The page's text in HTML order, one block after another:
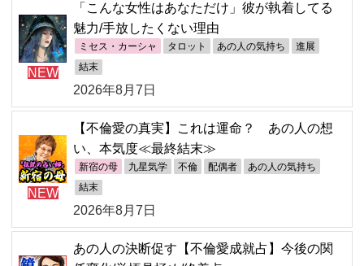
NEW
「こんな女性はあなただけ」彼が執着してる
魅力/手放したくない理由
ミセス・カーシャ タロット あの人の気持ち 進展
結末
2026年8月7日
NEW
【不倫愛の真実】これは運命？ あの人の想
い、本気度≪最終結末≫
新宿の母 九星気学 不倫 配偶者 あの人の気持ち
結末
2026年8月7日
あの人の決断促す【不倫愛成就占】今後の関